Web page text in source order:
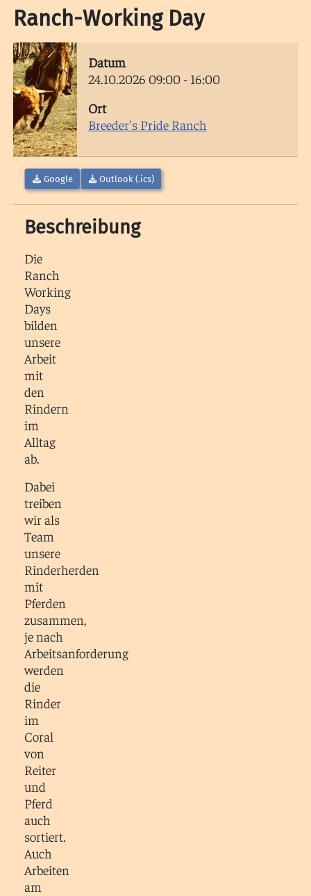
Ranch-Working Day
Datum
24.10.2026 09:00- 16:00
Ort
Breeder's Pride Ranch
Google Outlook (.ics)
Beschreibung
Die
Ranch
Working
Days
bilden
unsere
Arbeit
mit
den
Rindern
im
Alltag
ab.
Dabei
treiben
wir als
Team
unsere
Rinderherden
mit
Pferden
zusammen,
je nach
Arbeitsanforderung
werden
die
Rinder
im
Coral
von
Reiter
und
Pferd
auch
sortiert.
Auch
Arbeiten
am